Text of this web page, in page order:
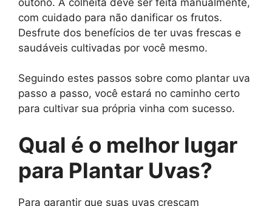
com cuidado para não danificar os frutos.
Desfrute dos benefícios de ter uvas frescas e
saudáveis cultivadas por você mesmo.
Seguindo estes passos sobre como plantar uva
passo a passo, você estará no caminho certo
para cultivar sua própria vinha com sucesso.
Qual é o melhor lugar
para Plantar Uvas?
Para garantir que suas uvas cresçam